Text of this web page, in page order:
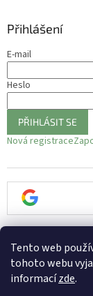
Tento web
tohoto webu
informacízde.
Přihlášení
E-mail
Heslo
PŘIHLÁSIT SE
Nová registrace